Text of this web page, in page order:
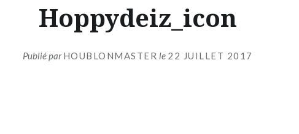
Hoppydeiz_icon
Publié parHOUBLONMASTER le 22 JUILLET 2017